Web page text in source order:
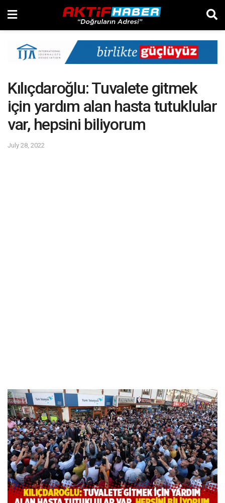
Kılıçdaroğlu: Tuvalete gitmek
için yardım alan hasta tutuklular
var, hepsini biliyorum
July 28, 2022